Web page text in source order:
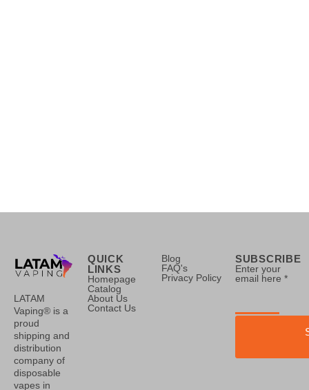
LATAM
Vaping® is a
proud
shipping and
distribution
company of
disposable
vapes in
QUICK
LINKS
Homepage
Catalog
About Us
Contact Us
Blog
FAQ's
Privacy Policy
SUBSCRIBE
Enter your
email here *